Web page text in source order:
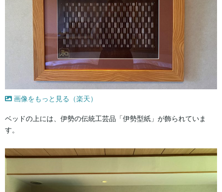
画像をもっと見る（楽天）
ベッドの上には、伊勢の伝統工芸品「伊勢型紙」が飾られていま
す。